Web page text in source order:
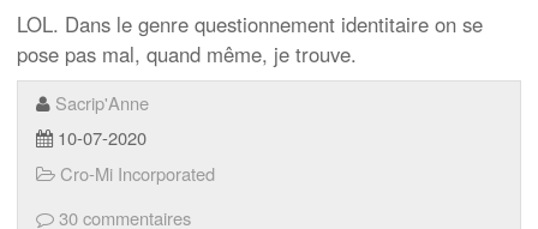
LOL. Dans le genre questionnement identitaire on se
pose pas mal, quand même, je trouve.
Sacrip'Anne
10-07-2020
Cro-Mi Incorporated
30 commentaires